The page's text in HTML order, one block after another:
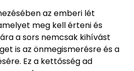
az emberi lét
meg kell érteni és
a sors nemcsak kihívást
is az önmegismerésre és a
Ez a kettősség ad